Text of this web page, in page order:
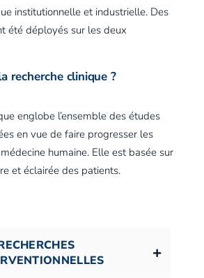
institutionnelle et industrielle. Des
été déployés sur les deux
recherche clinique ?
englobe l’ensemble des études
en vue de faire progresser les
humaine. Elle est basée sur
et éclairée des patients.